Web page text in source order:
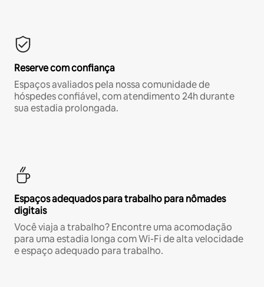
Reserve com confiança
Espaços avaliados pela nossa comunidade de
hóspedes confiável, com atendimento 24h durante
sua estadia prolongada.
Espaços adequados para trabalho para nômades
digitais
Você viaja a trabalho? Encontre uma acomodação
para uma estadia longa com Wi-Fi de alta velocidade
e espaço adequado para trabalho.